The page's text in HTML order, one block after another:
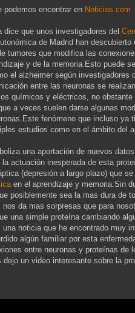
podemos encontrar en Noticias.com
dice que unos investigadores del
de Madrid han
tumores que modifica las
y de la memoria.Esto puede
el alzheimer según investigadores
entre las neuronas se
químicos y eléctricos, no
a veces suelen darse algunas
fenómeno que incluso ya
estudios como en el ámbito del
una aportación de nuevos
actuación inesperada de esta
(depresión a largo plazo) que
en el aprendizaje y memoria.Sin
posiblemente sea la mas dura de
da mas sorpresas que para
una simple proteína cambiando
una noticia que he encontrado muy
algún familiar por esta
entre neuronas y proteínas de
un video interesante sobre la